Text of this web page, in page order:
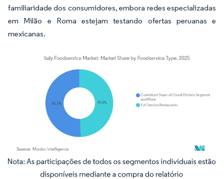
familiaridade dos consumidores, embora redes especializadas
em Milão e Roma estejam testando ofertas peruanas e
mexicanas.
Imagem © Mordor Intelligence. O reuso requer atribuição conforme CC BY 4.0.